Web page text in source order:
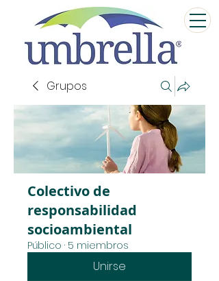
Grupos
Colectivo de
responsabilidad
socioambiental
Público · 5 miembros
Unirse